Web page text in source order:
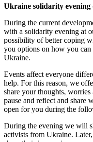
Ukraine solidarity evening
During the current
with a solidarity evening at
possibility of better coping
you options on how you can
Ukraine.
Events affect everyone
help. For this reason, we
share your thoughts,
pause and reflect and share
open for you during the
During the evening we will
activists from Ukraine.